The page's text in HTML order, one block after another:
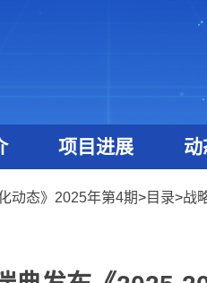
项目进展 动
动态》2025年第4期>目录>战